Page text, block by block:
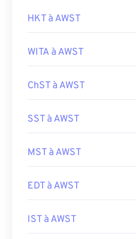
HKT à AWST
WITA à AWST
ChST à AWST
SST à AWST
MST à AWST
EDT à AWST
IST à AWST